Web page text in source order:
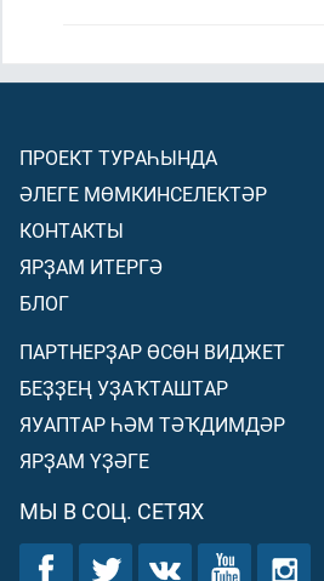
ПРОЕКТ ТУРАҺЫНДА
ӘЛЕГЕ МӨМКИНСЕЛЕКТӘР
КОНТАКТЫ
ЯРҘАМ ИТЕРГӘ
БЛОГ
ПАРТНЕРҘАР ӨСӨН ВИДЖЕТ
БЕҘҘЕҢ УҘАҠТАШТАР
ЯУАПТАР ҺӘМ ТӘҠДИМДӘР
ЯРҘАМ ҮҘӘГЕ
МЫ В СОЦ. СЕТЯХ